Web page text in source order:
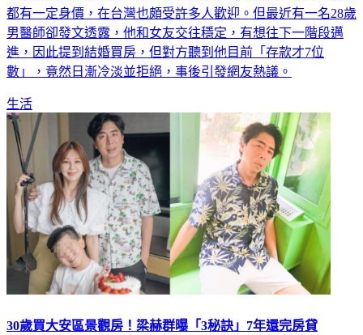
都有一定身價，在台灣也頗受許多人歡迎。但最近有一名28歲
男醫師卻發文透露，他和女友交往穩定，有想往下一階段邁
進，因此提到結婚買房，但對方聽到他目前「存款才7位
數」，竟然日漸冷淡並拒絕，事後引發網友熱議。
生活
30歲買大安區景觀房！梁赫群曝「3秘訣」7年還完房貸